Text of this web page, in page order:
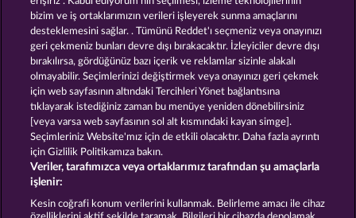
MALLORCA WILDS FORT BRAVE
Hüküm ve Koşullar Gizlilik Beyanı
Şirket SSS Sözlük Ortaklık programı
Facebook
İptal talebini gönder
bizim ve iş ortaklarımızın verileri işleyerek sunma amaçlarını
desteklemesini sağlar. . Tümünü Reddet'ı seçmeniz veya onayınızı
geri çekmeniz bunları devre dışı bırakacaktır. İzleyiciler devre dışı
bırakılırsa, gördüğünüz bazı içerik ve reklamlar sizinle alakalı
olmayabilir. Seçimlerinizi değiştirmek veya onayınızı geri çekmek
için web sayfasının altındaki Tercihleri Yönet bağlantısına
tıklayarak istediğiniz zaman bu menüye yeniden dönebilirsiniz
[veya varsa web sayfasının sol alt kısmındaki kayan simge].
Seçimleriniz Website'mız için de etkili olacaktır. Daha fazla ayrıntı
için Gizlilik Politikamıza bakın.
Veriler, tarafımızca veya ortaklarımız tarafından şu amaçlarla
işlenir:
Kesin coğrafi konum verilerini kullanmak. Belirleme amacı ile cihaz